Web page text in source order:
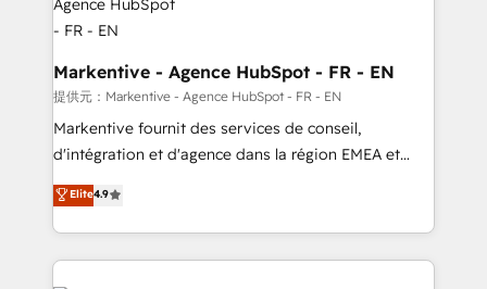
buyer journey for clean data, scalability, & reporting.
🎯Demand Gen & ABM: Drive pipeline with inbound,
ABM, AEO, SEO, & paid media. 👩‍💻Web Design:
Build high-performing websites with UX, messaging,
& conversion strategy that drive results. 🤖AI
Strategy: Activate Breeze Agents, configure HubSpot
Integrations: Extend HubSpot with custom
integrations, hosting, & maintenance.
Markentive - Agence HubSpot - FR - EN
提供元：Markentive - Agence HubSpot - FR - EN
Markentive fournit des services de conseil,
d'intégration et d'agence dans la région EMEA et
North America. Avec plus de 115 experts en
marketing automation, Growth, Revops, CRM et
webdesign. Markentive is both a consulting firm, a
digital agency and an integrator. With over 115
experts in marketing automation, growth, revops,
Elite4.9